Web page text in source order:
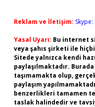
Reklam ve İletişim:
Yasal Uyarı: Bu internet
veya şahıs şirketi ile
Sitede yalnızca kendi
paylaşılmaktadır.
taşımamakta olup,
paylaşım
benzerlikleri tamamen
taslak halindedir ve